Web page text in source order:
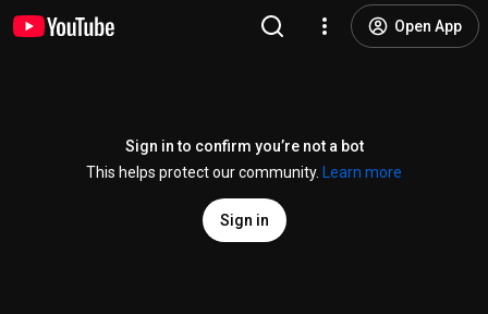
Open App
Sign in to confirm you’re not a bot
This helps protect our community.
Learn more
Sign in